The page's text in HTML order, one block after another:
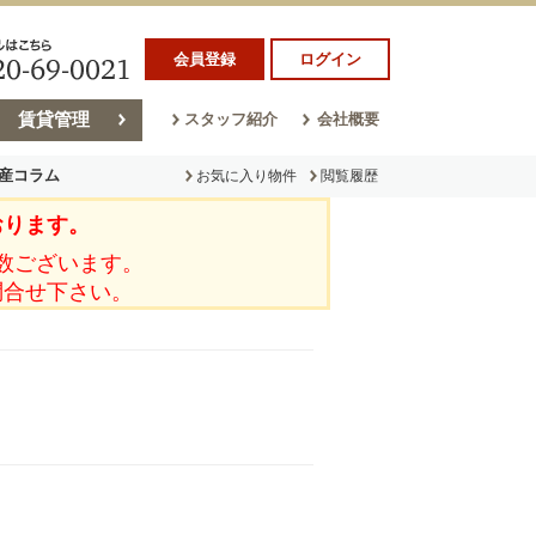
会員登録 ログイン
賃貸管理 スタッフ紹介 会社概要
コラム
ム
お気に入り物件 閲覧履歴
ます。
ざいます。
せ下さい。